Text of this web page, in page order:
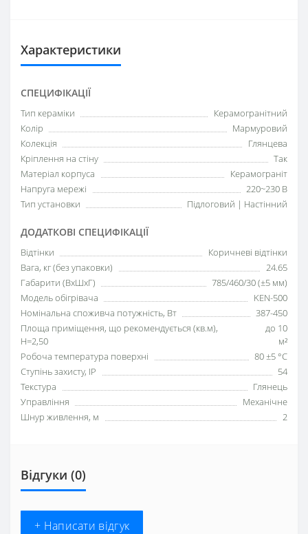
Характеристики
СПЕЦИФІКАЦІЇ
Тип кераміки
Керамогранітний
Колір
Мармуровий
Колекція
Глянцева
Кріплення на стіну
Так
Матеріал корпуса
Керамограніт
Напруга мережі
220~230 В
Тип установки
Підлоговий | Настінний
ДОДАТКОВІ СПЕЦИФІКАЦІЇ
Відтінки
Коричневі відтінки
Вага, кг (без упаковки)
24.65
Габарити (ВхШхГ)
785/460/30 (±5 мм)
Модель обігрівача
KEN-500
Номінальна споживча потужність, Вт
387-450
Площа приміщення, що рекомендується (кв.м),
H=2,50
до 10
м²
Робоча температура поверхні
80 ±5 °С
Ступінь захисту, IP
54
Текстура
Глянець
Управління
Механічне
Шнур живлення, м
2
Відгуки (0)
+ Написати відгук